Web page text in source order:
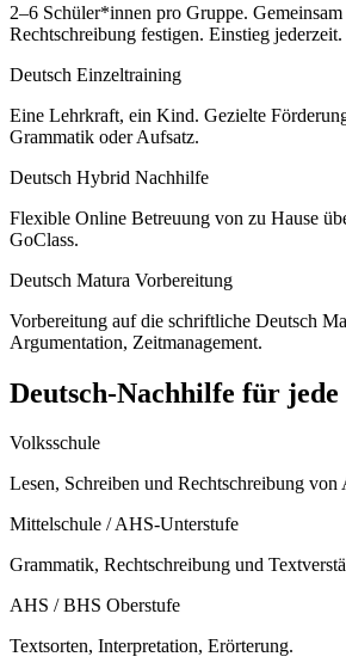
2–6 Schüler*innen pro Gruppe. Gemeinsam
Rechtschreibung festigen. Einstieg jederzeit.
Deutsch Einzeltraining
Eine Lehrkraft, ein Kind. Gezielte
Grammatik oder Aufsatz.
Deutsch Hybrid Nachhilfe
Flexible Online Betreuung von zu Hause
GoClass.
Deutsch Matura Vorbereitung
Vorbereitung auf die schriftliche Deutsch
Argumentation, Zeitmanagement.
Deutsch-Nachhilfe für jede
Volksschule
Lesen, Schreiben und Rechtschreibung von
Mittelschule / AHS-Unterstufe
Grammatik, Rechtschreibung und
AHS / BHS Oberstufe
Textsorten, Interpretation, Erörterung.